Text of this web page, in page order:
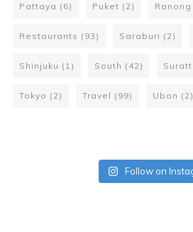
Pattaya (6) Puket (2) Ranong
Restaurants (93) Saraburi (2)
Shinjuku (1) South (42)
Tokyo (2) Travel (99) Ubon (2)
Follow on